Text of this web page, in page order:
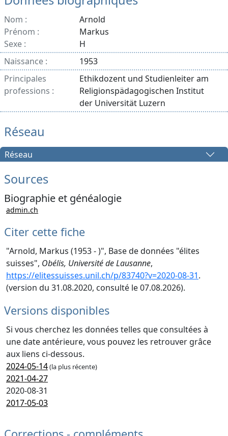
Nom :
Arnold
Prénom :
Markus
Sexe :
H
Naissance :
1953
Principales
professions :
Ethikdozent und Studienleiter am
Religionspädagogischen Institut
der Universität Luzern
Réseau
Réseau
Sources
Biographie et généalogie
admin.ch
Citer cette fiche
"Arnold, Markus (1953 - )", Base de données "élites
suisses", Obélis, Université de Lausanne,
https://elitessuisses.unil.ch/p/83740?v=2020-08-31.
(version du 31.08.2020, consulté le 07.08.2026).
Versions disponibles
Si vous cherchez les données telles que consultées à
une date antérieure, vous pouvez les retrouver grâce
aux liens ci-dessous.
2024-05-14(la plus récente)
2021-04-27
2020-08-31
2017-05-03